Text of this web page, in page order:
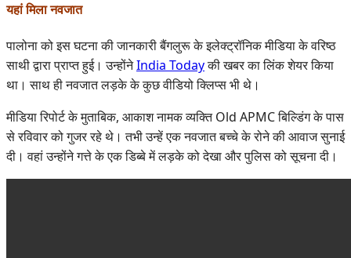
यहां मिला नवजात
पालोना को इस घटना की जानकारी बैंगलुरू के इलेक्ट्रॉनिक मीडिया के वरिष्ठ
साथी द्वारा प्राप्त हुई। उन्होंनेIndia Todayकी खबर का लिंक शेयर किया
था। साथ ही नवजात लड़के के कुछ वीडियो क्लिप्स भी थे।
मीडिया रिपोर्ट के मुताबिक, आकाश नामक व्यक्ति Old APMC बिल्डिंग के पास
से रविवार को गुजर रहे थे। तभी उन्हें एक नवजात बच्चे के रोने की आवाज सुनाई
दी। वहां उन्होंने गत्ते के एक डिब्बे में लड़के को देखा और पुलिस को सूचना दी।